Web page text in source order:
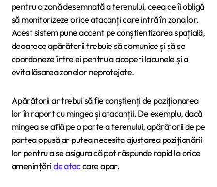
pentru o zonă desemnată a terenului, ceea ce îi obligă
să monitorizeze orice atacanți care intră în zona lor.
Acest sistem pune accent pe conștientizarea spațială,
deoarece apărătorii trebuie să comunice și să se
coordoneze între ei pentru a acoperi lacunele și a
evita lăsarea zonelor neprotejate.
Apărătorii ar trebui să fie conștienți de poziționarea
lor în raport cu mingea și atacanții. De exemplu, dacă
mingea se află pe o parte a terenului, apărătorii de pe
partea opusă ar putea necesita ajustarea poziționării
lor pentru a se asigura că pot răspunde rapid la orice
amenințăride ataccare apar.